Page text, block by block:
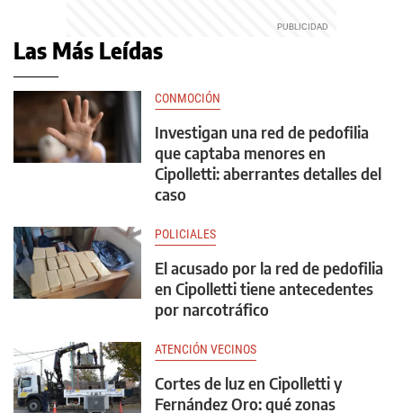
Las Más Leídas
CONMOCIÓN
Investigan una red de pedofilia
que captaba menores en
Cipolletti: aberrantes detalles del
caso
POLICIALES
El acusado por la red de pedofilia
en Cipolletti tiene antecedentes
por narcotráfico
ATENCIÓN VECINOS
Cortes de luz en Cipolletti y
Fernández Oro: qué zonas